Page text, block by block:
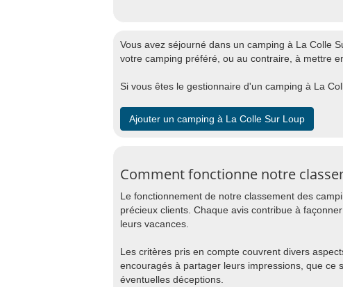
Vous avez séjourné dans un camping à La Colle
votre camping préféré, ou au contraire, à mettre
Si vous êtes le gestionnaire d'un camping à La
Ajouter un camping à La Colle Sur Loup
Comment fonctionne notre
Le fonctionnement de notre classement des
précieux clients. Chaque avis contribue à
leurs vacances.
Les critères pris en compte couvrent divers
encouragés à partager leurs impressions, que
éventuelles déceptions.